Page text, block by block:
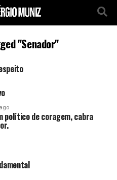
"Senador"
político de coragem, cabra